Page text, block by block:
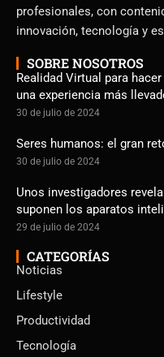
profesionales, con
innovación, tecnología y
SOBRE NOSOTROS
Realidad Virtual para
una experiencia más
30 de julio de 2024
Seres humanos: el gran
30 de julio de 2024
Unos investigadores
suponen los aparatos
29 de julio de 2024
CATEGORÍAS
Noticias
Lifestyle
Productividad
Tecnología